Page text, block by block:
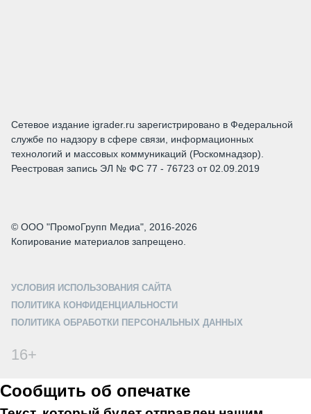
Сетевое издание igrader.ru зарегистрировано в Федеральной
службе по надзору в сфере связи, информационных
технологий и массовых коммуникаций (Роскомнадзор).
Реестровая запись ЭЛ № ФС 77 - 76723 от 02.09.2019
© ООО "ПромоГрупп Медиа", 2016-2026
Копирование материалов запрещено.
УСЛОВИЯ ИСПОЛЬЗОВАНИЯ САЙТА
ПОЛИТИКА КОНФИДЕНЦИАЛЬНОСТИ
ПОЛИТИКА ОБРАБОТКИ ПЕРСОНАЛЬНЫХ ДАННЫХ
16+
Сообщить об опечатке